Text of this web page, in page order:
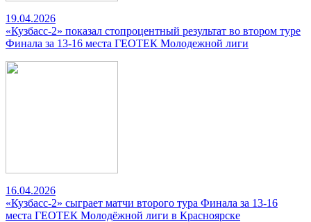
19.04.2026
«Кузбасс-2» показал стопроцентный результат во втором туре
Финала за 13-16 места ГЕОТЕК Молодежной лиги
16.04.2026
«Кузбасс-2» сыграет матчи второго тура Финала за 13-16
места ГЕОТЕК Молодёжной лиги в Красноярске